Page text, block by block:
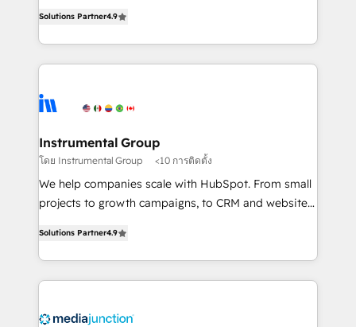
growing tech-enabler & facilitator, MakeWebBetter,
hands you the blend of HubSpot expertise &
eminent solutions & integrations. Trust us to
Elite Partners with 10+ years of HubSpot experience
Premier Partner 2023 🌟5 HubSpot Accreditations 🌟
Won HubSpot Theme Challenge 2021 🌟INBOUND’19
HubSpot Rising Star Why us? Harnessing the full
potential of the powerful HubSpot CRM. ✔️A team of
HubSpot experience ✔️Flexible pricing models —
Hourly-fee (assigned one Dedicated HubSpot
requirement). ✔️Helped over 25,000+ customers so
Solutions Partner4.9
Instrumental Group
โดย Instrumental Group <10 การติดตั้ง
We help companies scale with HubSpot. From small
projects to growth campaigns, to CRM and websites.
HubSpot and willing to work hand-in-hand with your
team to simplify the complex and build a better
experience for your team and customers.
Solutions Partner4.9